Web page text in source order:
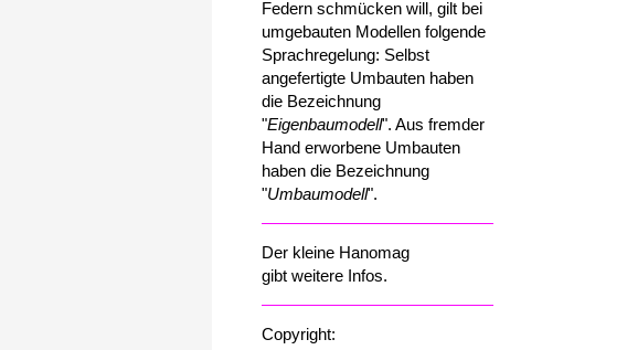
Federn schmücken will, gilt bei
umgebauten Modellen folgende
Sprachregelung: Selbst
angefertigte Umbauten haben
die Bezeichnung
"Eigenbaumodell". Aus fremder
Hand erworbene Umbauten
haben die Bezeichnung
"Umbaumodell".
Der kleine Hanomag
gibt weitere Infos.
Copyright: